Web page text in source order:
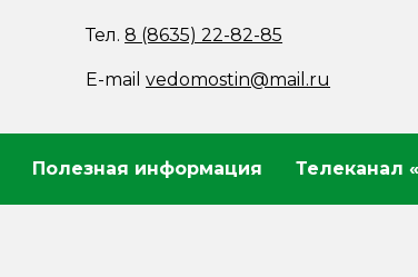
Тел.8 (8635) 22-82-85
E-mailvedomostin@mail.ru
Полезная информация Телеканал